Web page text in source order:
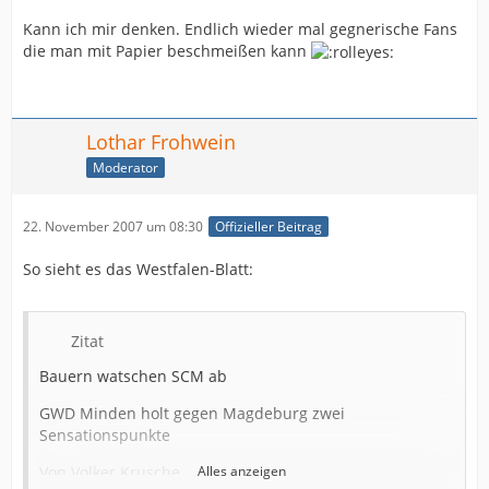
Kann ich mir denken. Endlich wieder mal gegnerische Fans
die man mit Papier beschmeißen kann
Lothar Frohwein
Moderator
22. November 2007 um 08:30 Offizieller Beitrag
So sieht es das Westfalen-Blatt:
Zitat
Bauern watschen SCM ab
GWD Minden holt gegen Magdeburg zwei
Sensationspunkte
Alles anzeigen